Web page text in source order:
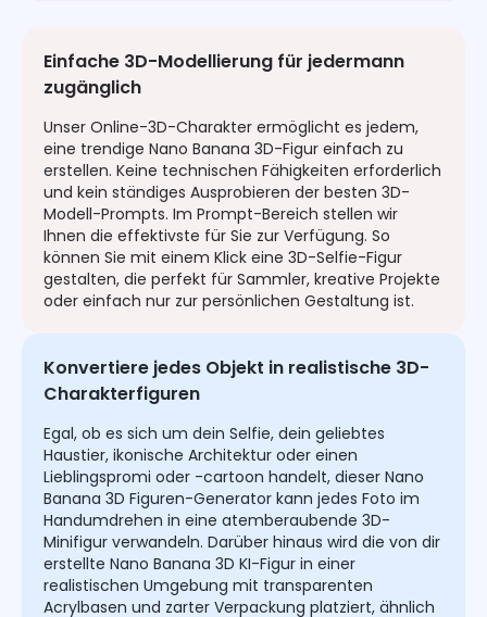
Einfache 3D-Modellierung für jedermann
zugänglich
Unser Online-3D-Charakter ermöglicht es jedem,
eine trendige Nano Banana 3D-Figur einfach zu
erstellen. Keine technischen Fähigkeiten erforderlich
und kein ständiges Ausprobieren der besten 3D-
Modell-Prompts. Im Prompt-Bereich stellen wir
Ihnen die effektivste für Sie zur Verfügung. So
können Sie mit einem Klick eine 3D-Selfie-Figur
gestalten, die perfekt für Sammler, kreative Projekte
oder einfach nur zur persönlichen Gestaltung ist.
Konvertiere jedes Objekt in realistische 3D-
Charakterfiguren
Egal, ob es sich um dein Selfie, dein geliebtes
Haustier, ikonische Architektur oder einen
Lieblingspromi oder -cartoon handelt, dieser Nano
Banana 3D Figuren-Generator kann jedes Foto im
Handumdrehen in eine atemberaubende 3D-
Minifigur verwandeln. Darüber hinaus wird die von dir
erstellte Nano Banana 3D KI-Figur in einer
realistischen Umgebung mit transparenten
Acrylbasen und zarter Verpackung platziert, ähnlich